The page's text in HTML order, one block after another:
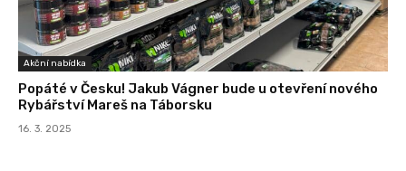
Akční nabídka
Popáté v Česku! Jakub Vágner bude u otevření nového
Rybářství Mareš na Táborsku
16. 3. 2025